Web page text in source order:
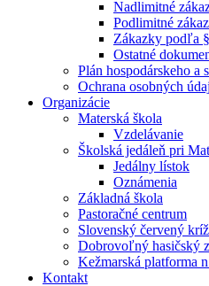
Nadlimitné
Podlimitné
Zákazky podľa
Ostatné
Plán hospodárskeho a
Ochrana osobných
Organizácie
Materská škola
Vzdelávanie
Školská jedáleň pri
Jedálny lístok
Oznámenia
Základná škola
Pastoračné centrum
Slovenský červený kríž
Dobrovoľný hasičský
Kežmarská platforma
Kontakt